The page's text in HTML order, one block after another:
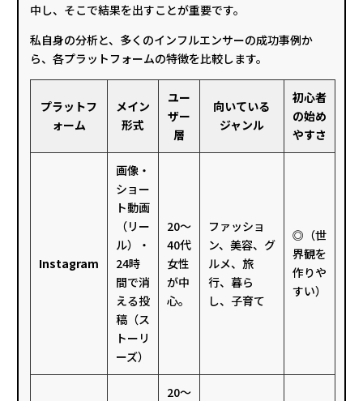
中し、そこで結果を出すことが重要です。
私自身の分析と、多くのインフルエンサーの成功事例か
ら、各プラットフォームの特徴を比較します。
プラットフ
ォーム
メイン
形式
ユー
ザー
層
向いている
ジャンル
初心者
の始め
やすさ
Instagram
画像・
ショー
ト動画
（リー
ル）・
24時
間で消
える投
稿（ス
トーリ
ーズ）
20〜
40代
女性
が中
心。
ファッショ
ン、美容、グ
ルメ、旅
行、暮ら
し、子育て
◎（世
界観を
作りや
すい）
20〜